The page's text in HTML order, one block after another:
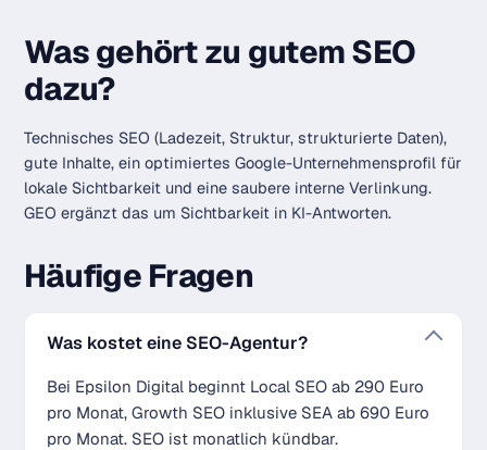
Was gehört zu gutem SEO
dazu?
Technisches SEO (Ladezeit, Struktur, strukturierte Daten),
gute Inhalte, ein optimiertes Google-Unternehmensprofil für
lokale Sichtbarkeit und eine saubere interne Verlinkung.
GEO ergänzt das um Sichtbarkeit in KI-Antworten.
Häufige Fragen
Was kostet eine SEO-Agentur?
Bei Epsilon Digital beginnt Local SEO ab 290 Euro
pro Monat, Growth SEO inklusive SEA ab 690 Euro
pro Monat. SEO ist monatlich kündbar.